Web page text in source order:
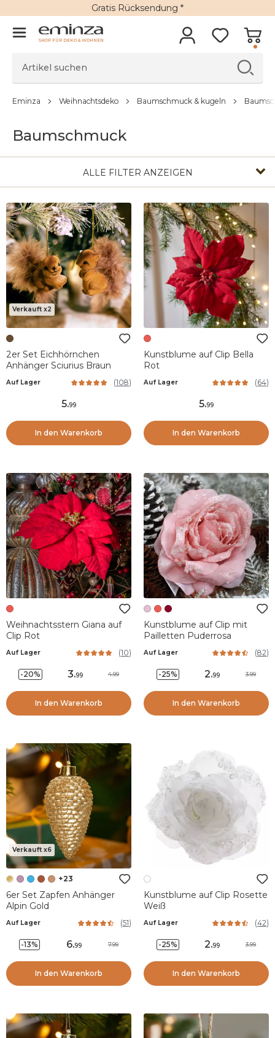
Gratis Rücksendung *
SHOP FÜR DEKO & WOHNEN
Eminza Weihnachtsdeko Baumschmuck & kugeln
Baumschmuck
ALLE FILTER ANZEIGEN
Verkauft x2
2er Set Eichhörnchen
Anhänger Sciurius Braun
Auf Lager (108)
5.99
In den Warenkorb
Kunstblume auf Clip Bella
Rot
Auf Lager (64)
5.99
In den Warenkorb
Weihnachtsstern Giana auf
Clip Rot
Auf Lager (10)
-20% 3.99 4.99
In den Warenkorb
Kunstblume auf Clip mit
Pailletten Puderrosa
Auf Lager (82)
-25% 2.99 3.99
In den Warenkorb
Verkauft x6
+23
6er Set Zapfen Anhänger
Alpin Gold
Auf Lager (51)
-13% 6.99 7.99
In den Warenkorb
Kunstblume auf Clip Rosette
Weiß
Auf Lager (42)
-25% 2.99 3.99
In den Warenkorb